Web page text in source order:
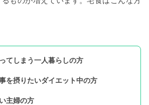
てしまう一人暮らしの方
を摂りたいダイエット中の方
主婦の方